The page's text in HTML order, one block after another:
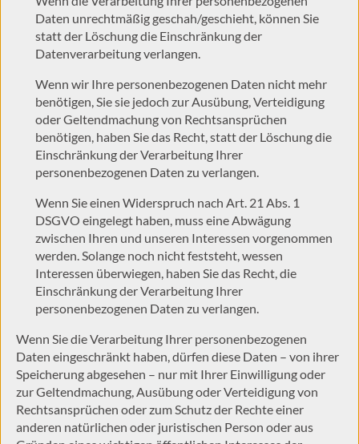
Daten unrechtmäßig geschah/geschieht, können Sie
statt der Löschung die Einschränkung der
Datenverarbeitung verlangen.
Wenn wir Ihre personenbezogenen Daten nicht mehr
benötigen, Sie sie jedoch zur Ausübung, Verteidigung
oder Geltendmachung von Rechtsansprüchen
benötigen, haben Sie das Recht, statt der Löschung die
Einschränkung der Verarbeitung Ihrer
personenbezogenen Daten zu verlangen.
Wenn Sie einen Widerspruch nach Art. 21 Abs. 1
DSGVO eingelegt haben, muss eine Abwägung
zwischen Ihren und unseren Interessen vorgenommen
werden. Solange noch nicht feststeht, wessen
Interessen überwiegen, haben Sie das Recht, die
Einschränkung der Verarbeitung Ihrer
personenbezogenen Daten zu verlangen.
Wenn Sie die Verarbeitung Ihrer personenbezogenen
Daten eingeschränkt haben, dürfen diese Daten – von ihrer
Speicherung abgesehen – nur mit Ihrer Einwilligung oder
zur Geltendmachung, Ausübung oder Verteidigung von
Rechtsansprüchen oder zum Schutz der Rechte einer
anderen natürlichen oder juristischen Person oder aus